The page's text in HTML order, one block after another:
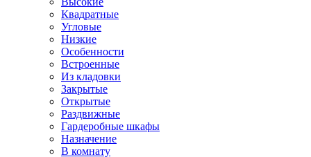
Квадратные
Угловые
Низкие
Особенности
Встроенные
Из кладовки
Закрытые
Открытые
Раздвижные
Гардеробные шкафы
Назначение
В комнату